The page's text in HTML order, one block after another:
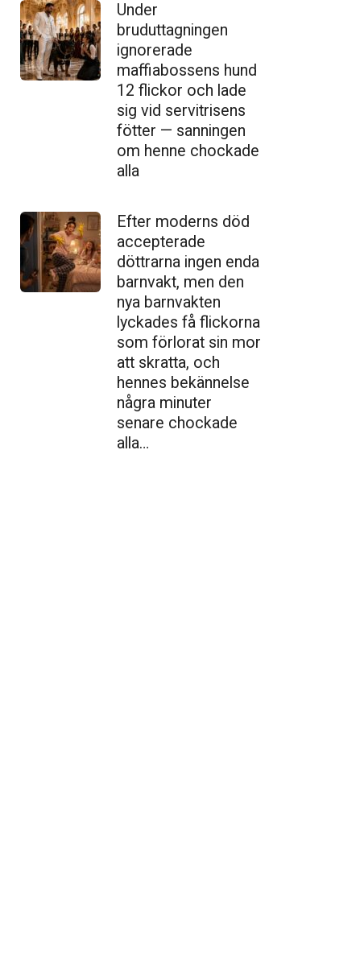
Under
bruduttagningen
ignorerade
maffiabossens hund
12 flickor och lade
sig vid servitrisens
fötter — sanningen
om henne chockade
alla
Efter moderns död
accepterade
döttrarna ingen enda
barnvakt, men den
nya barnvakten
lyckades få flickorna
som förlorat sin mor
att skratta, och
hennes bekännelse
några minuter
senare chockade
alla…